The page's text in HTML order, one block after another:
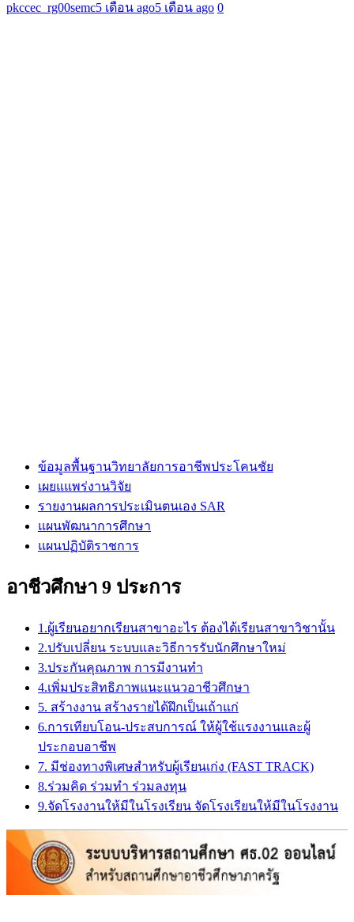
pkccec_rg00semc5 เดือน ago5 เดือน ago 0
ข้อมูลพื้นฐานวิทยาลัยการอาชีพประโคนชัย
เผยแแพร่งานวิจัย
รายงานผลการประเมินตนเอง SAR
แผนพัฒนาการศึกษา
แผนปฏิบัติราชการ
อาชีวศึกษา 9 ประการ
1.ผู้เรียนอยากเรียนสาขาอะไร ต้องได้เรียนสาขาวิชานั้น
2.ปรับเปลี่ยน ระบบและวิธีการรับนักศึกษาใหม่
3.ประกันคุณภาพ การมีงานทำ
4.เพิ่มประสิทธิภาพแนะแนวอาชีวศึกษา
5. สร้างงาน สร้างรายได้ฝึกเป็นเถ้าแก่
6.การเทียบโอน-ประสบการณ์ ให้ผู้ใช้แรงงานและผู้
ประกอบอาชีพ
7. มีช่องทางพิเศษสำหรับผู้เรียนเก่ง (FAST TRACK)
8.ร่วมคิด ร่วมทำ ร่วมลงทุน
9.จัดโรงงานให้มีในโรงเรียน จัดโรงเรียนให้มีในโรงงาน